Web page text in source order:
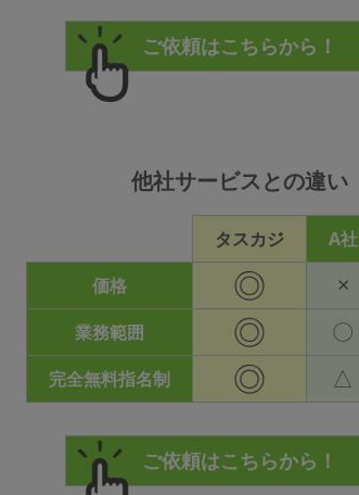
他社サービスとの違い
タスカジ A社
価格
◎ ×
業務範囲 ◎ 〇
完全無料指名制 ◎ △